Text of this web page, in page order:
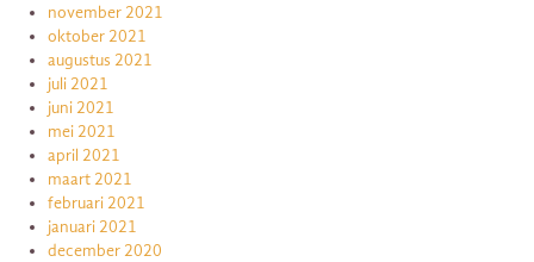
november 2021
oktober 2021
augustus 2021
juli 2021
juni 2021
mei 2021
april 2021
maart 2021
februari 2021
januari 2021
december 2020